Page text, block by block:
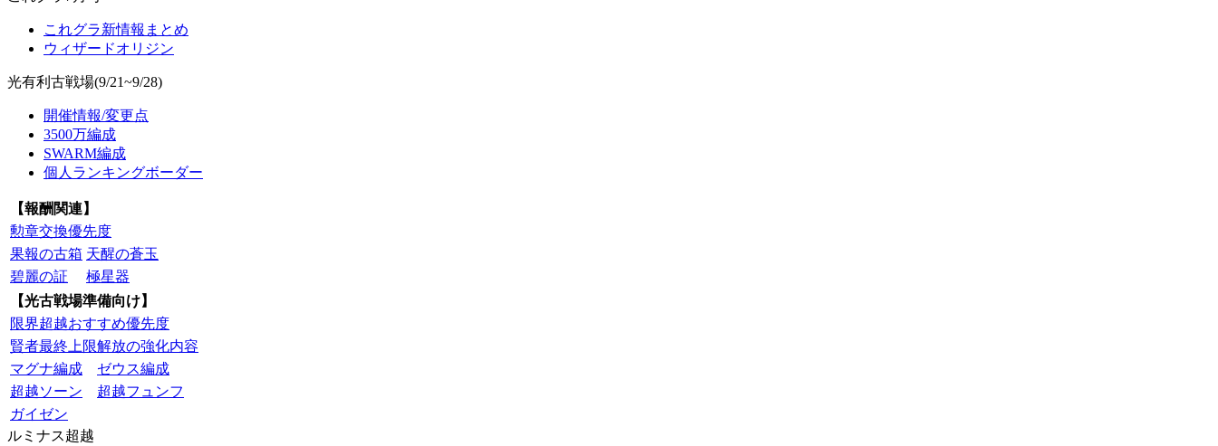
これグラ新情報まとめ
ウィザードオリジン
光有利古戦場(9/21~9/28)
開催情報/変更点
3500万編成
SWARM編成
個人ランキングボーダー
【報酬関連】
勲章交換優先度
果報の古箱 天醒の蒼玉
碧麗の証
極星器
【光古戦場準備向け】
限界超越おすすめ優先度
賢者最終上限解放の強化内容
マグナ編成
ゼウス編成
超越ソーン
超越フュンフ
ガイゼン
ルミナス超越